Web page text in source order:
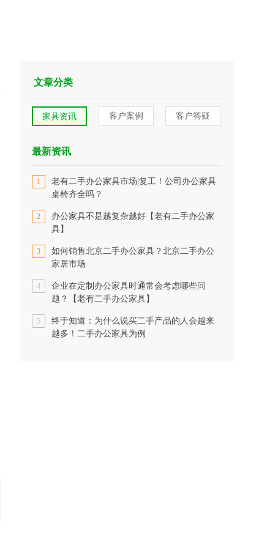
文章分类
家具资讯 客户案例 客户答疑
最新资讯
1
老有二手办公家具市场|复工！公司办公家具
桌椅齐全吗？
2
办公家具不是越复杂越好【老有二手办公家
具】
3
如何销售北京二手办公家具？北京二手办公
家居市场
4
企业在定制办公家具时通常会考虑哪些问
题？【老有二手办公家具】
5
终于知道：为什么说买二手产品的人会越来
越多！二手办公家具为例